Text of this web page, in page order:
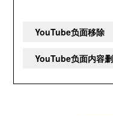
YouTube负面移除
YouTube负面内容